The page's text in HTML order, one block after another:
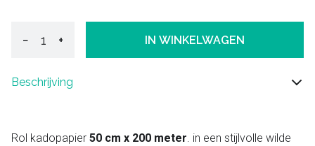
− + IN WINKELWAGEN
Beschrijving
Rol kadopapier 50 cm x 200 meter. in een stijlvolle wilde